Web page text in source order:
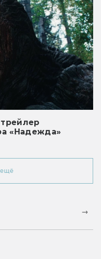
«Надежда»
ещё